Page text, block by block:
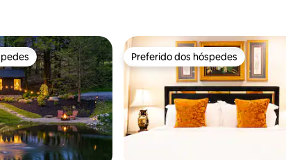
Preferido dos hóspedes
Preferido dos hóspedes